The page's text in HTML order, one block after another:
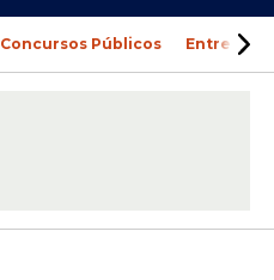
Concursos Públicos